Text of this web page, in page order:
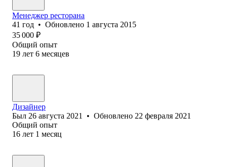
Менеджер ресторана
41 год • Обновлено 1 августа 2015
35 000 ₽
Общий опыт
19 лет 6 месяцев
Дизайнер
Был 26 августа 2021 • Обновлено 22 февраля 2021
Общий опыт
16 лет 1 месяц